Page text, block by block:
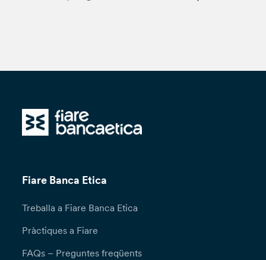
Fiare Banca Etica
Treballa a Fiare Banca Etica
Pràctiques a Fiare
FAQs – Preguntes freqüents